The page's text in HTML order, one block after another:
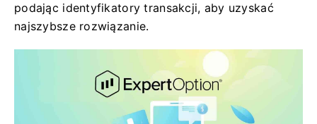
podając identyfikatory transakcji, aby uzyskać
najszybsze rozwiązanie.